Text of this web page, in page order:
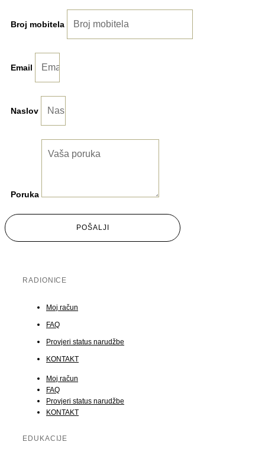
Broj mobitela
Email
Naslov
Poruka
POŠALJI
RADIONICE
Moj račun
FAQ
Provjeri status narudžbe
KONTAKT
Moj račun
FAQ
Provjeri status narudžbe
KONTAKT
EDUKACIJE